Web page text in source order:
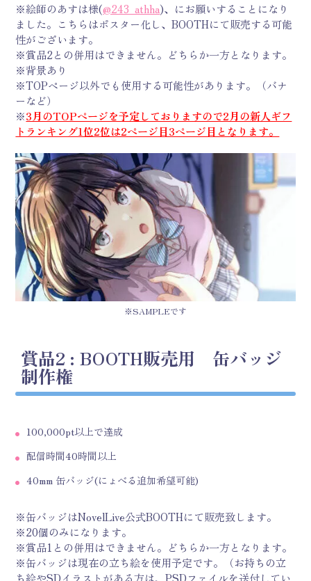
※絵師のあすは様(@243_athha)、にお願いすることになり
ました。こちらはポスター化し、BOOTHにて販売する可能
性がございます。
※賞品2との併用はできません。どちらか一方となります。
※背景あり
※TOPページ以外でも使用する可能性があります。（バナ
ーなど）
※3月のTOPページを予定しておりますので2月の新人ギフ
トランキング1位2位は2ページ目3ページ目となります。
※SAMPLEです
賞品2 : BOOTH販売用 缶バッジ
制作権
100,000pt以上で達成
配信時間40時間以上
40mm 缶バッジ(にょべる追加希望可能)
※缶バッジはNovelLive公式BOOTHにて販売致します。
※20個のみになります。
※賞品1との併用はできません。どちらか一方となります。
※缶バッジは現在の立ち絵を使用予定です。（お持ちの立
ち絵やSDイラストがある方は、PSDファイルを送付してい